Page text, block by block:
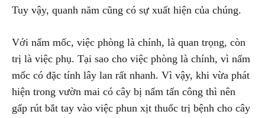
Tuy vậy, quanh năm cũng có sự xuất hiện của chúng.
Với nấm mốc, việc phòng là chính, là quan trọng, còn
trị là việc phụ. Tại sao cho việc phòng là chính, vì nấm
mốc có đặc tính lây lan rất nhanh. Vì vậy, khi vừa phát
hiện trong vườn mai có cây bị nấm tấn công thì nên
gấp rút bắt tay vào việc phun xịt thuốc trị bệnh cho cây